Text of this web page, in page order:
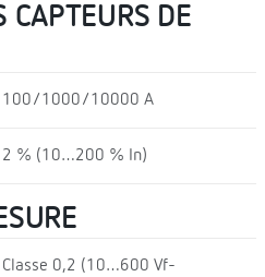
CAPTEURS DE
100/1000/10000 A
2 % (10…200 % In)
Classe 0,2 (10…600 Vf-